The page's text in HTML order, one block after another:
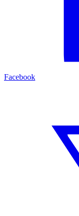
Facebook